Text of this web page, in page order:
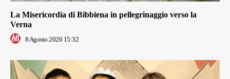
La Misericordia di Bibbiena in pellegrinaggio verso la
Verna
8 Agosto 2026 15:32